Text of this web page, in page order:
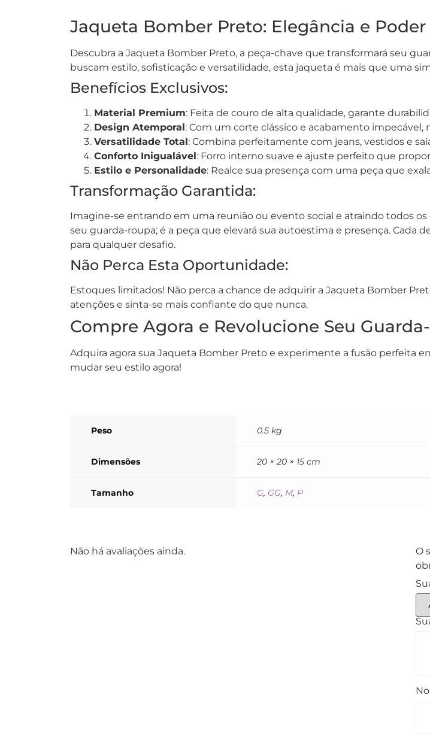
Jaqueta Bomber Preto: Elegância e
Descubra a Jaqueta Bomber Preto, a peça-chave que transformará seu
buscam estilo, sofisticação e versatilidade, esta jaqueta é mais que uma
Benefícios Exclusivos:
Material Premium: Feita de couro de alta qualidade, garante
Design Atemporal: Com um corte clássico e acabamento impecável,
Versatilidade Total: Combina perfeitamente com jeans, vestidos e
Conforto Inigualável: Forro interno suave e ajuste perfeito que
Estilo e Personalidade: Realce sua presença com uma peça que
Transformação Garantida:
Imagine-se entrando em uma reunião ou evento social e atraindo todos
seu guarda-roupa; é a peça que elevará sua autoestima e presença. Cada
para qualquer desafio.
Não Perca Esta Oportunidade:
Estoques limitados! Não perca a chance de adquirir a Jaqueta Bomber
atenções e sinta-se mais confiante do que nunca.
Compre Agora e Revolucione Seu
Adquira agora sua Jaqueta Bomber Preto e experimente a fusão perfeita
mudar seu estilo agora!
Peso 0.5 kg
Dimensões 20 × 20 × 15 cm
Tamanho G, GG, M, P
Não há avaliações ainda. O